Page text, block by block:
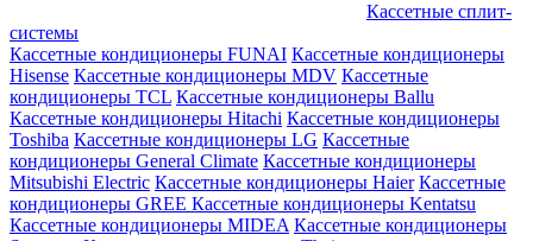
Кассетные сплит-
системы
Кассетные кондиционеры FUNAI Кассетные кондиционеры
Hisense Кассетные кондиционеры MDV Кассетные
кондиционеры TCL Кассетные кондиционеры Ballu
Кассетные кондиционеры Hitachi Кассетные кондиционеры
Toshiba Кассетные кондиционеры LG Кассетные
кондиционеры General Climate Кассетные кондиционеры
Mitsubishi Electric Кассетные кондиционеры Haier Кассетные
кондиционеры GREE Кассетные кондиционеры Kentatsu
Кассетные кондиционеры MIDEA Кассетные кондиционеры